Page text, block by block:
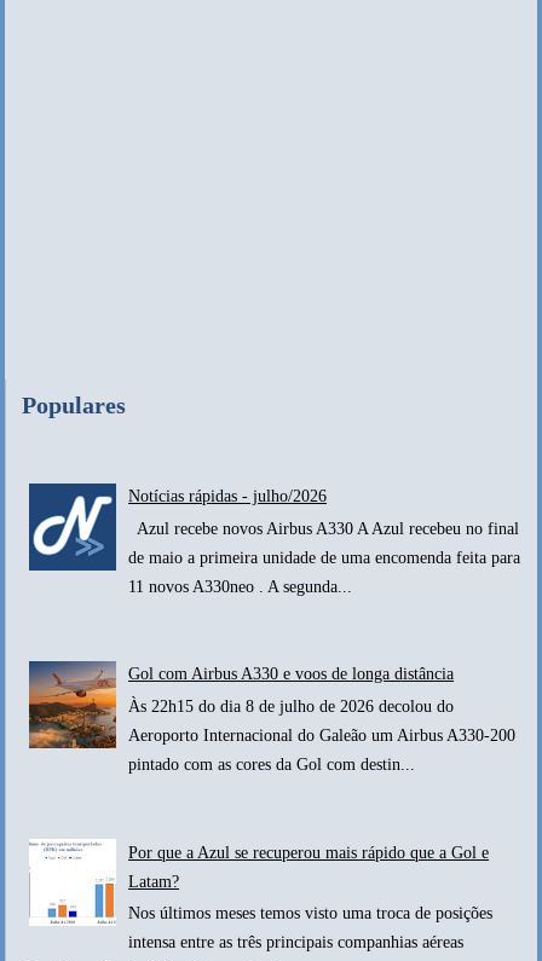
Populares
Notícias rápidas - julho/2026
Azul recebe novos Airbus A330 A Azul recebeu no final
de maio a primeira unidade de uma encomenda feita para
11 novos A330neo . A segunda...
Gol com Airbus A330 e voos de longa distância
Às 22h15 do dia 8 de julho de 2026 decolou do
Aeroporto Internacional do Galeão um Airbus A330-200
pintado com as cores da Gol com destin...
Por que a Azul se recuperou mais rápido que a Gol e
Latam?
Nos últimos meses temos visto uma troca de posições
intensa entre as três principais companhias aéreas